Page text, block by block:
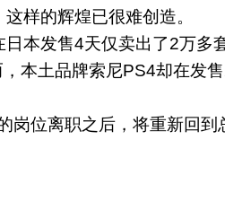
样的辉煌已很难创造。
本发售4天仅卖出了2万多
本土品牌索尼PS4却在发
岗位离职之后，将重新回到